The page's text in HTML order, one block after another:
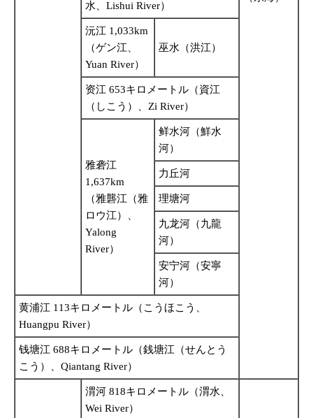
水、Lishui River）
沅江 1,033km
（ゲン江、
Yuan River）
巫水（洪江）
资江 653キロメートル（資江
（しこう）、Zi River）
雅砻江
1,637km
（雅礱江（雅
ロウ江）、
Yalong
River）
鲜水河（鮮水
河）
力丘河
理塘河
九龙河（九龍
河）
安宁河（安寧
河）
黄浦江 113キロメートル（こうほこう、
Huangpu River）
钱塘江 688キロメートル（銭塘江（せんとう
こう）、Qiantang River）
渭河 818キロメートル（渭水、
Wei River）